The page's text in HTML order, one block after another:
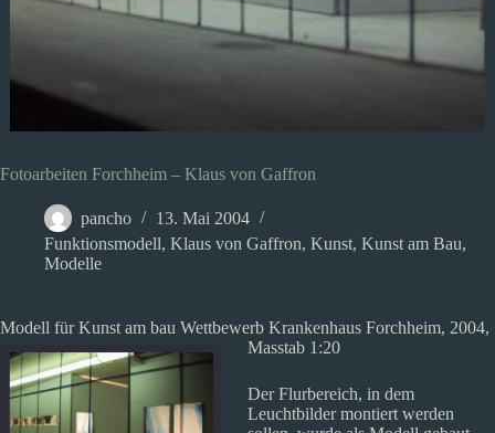
Fotoarbeiten Forchheim – Klaus von Gaffron
pancho
13. Mai 2004
Funktionsmodell, Klaus von Gaffron, Kunst, Kunst am Bau,
Modelle
Modell für Kunst am bau Wettbewerb Krankenhaus Forchheim, 2004,
Masstab 1:20
Der Flurbereich, in dem
Leuchtbilder montiert werden